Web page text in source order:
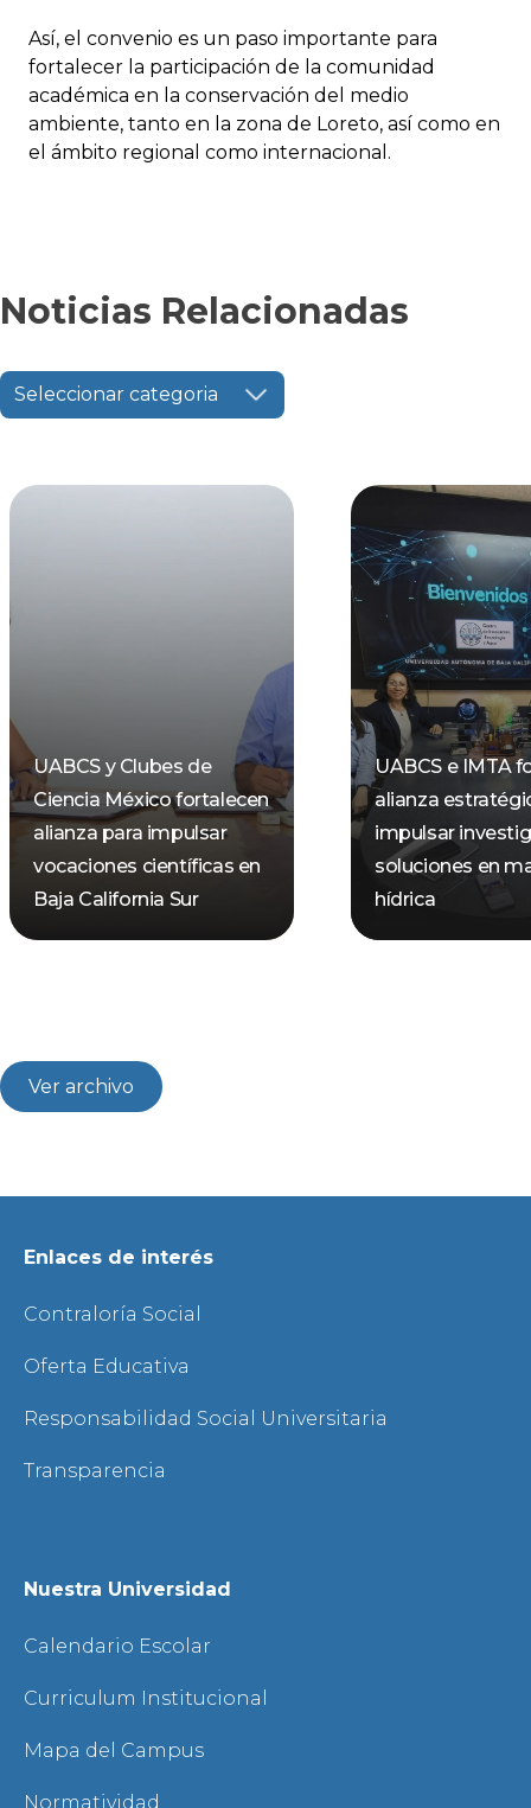
Así, el convenio es un paso importante para
fortalecer la participación de la comunidad
académica en la conservación del medio
ambiente, tanto en la zona de Loreto, así como en
el ámbito regional como internacional.
Noticias Relacionadas
Seleccionar categoria
UABCS y Clubes de
Ciencia México fortalecen
alianza para impulsar
vocaciones científicas en
Baja California Sur
UABCS e IMTA
alianza
impulsar
soluciones en
hídrica
Ver archivo
Enlaces de interés
Contraloría Social
Oferta Educativa
Responsabilidad Social Universitaria
Transparencia
Nuestra Universidad
Calendario Escolar
Curriculum Institucional
Mapa del Campus
Normatividad